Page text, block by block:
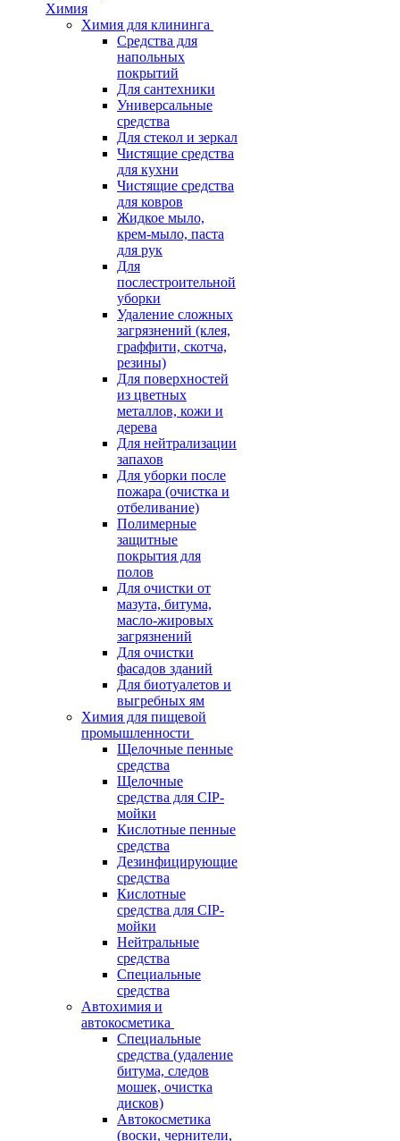
Химия
Химия для клининга
Средства для
напольных
покрытий
Для сантехники
Универсальные
средства
Для стекол и зеркал
Чистящие средства
для кухни
Чистящие средства
для ковров
Жидкое мыло,
крем-мыло, паста
для рук
Для
послестроительной
уборки
Удаление сложных
загрязнений (клея,
граффити, скотча,
резины)
Для поверхностей
из цветных
металлов, кожи и
дерева
Для нейтрализации
запахов
Для уборки после
пожара (очистка и
отбеливание)
Полимерные
защитные
покрытия для
полов
Для очистки от
мазута, битума,
масло-жировых
загрязнений
Для очистки
фасадов зданий
Для биотуалетов и
выгребных ям
Химия для пищевой
промышленности
Щелочные пенные
средства
Щелочные
средства для CIP-
мойки
Кислотные пенные
средства
Дезинфицирующие
средства
Кислотные
средства для CIP-
мойки
Нейтральные
средства
Специальные
средства
Автохимия и
автокосметика
Специальные
средства (удаление
битума, следов
мошек, очистка
дисков)
Автокосметика
(воски, чернители,